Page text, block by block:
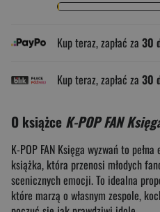
Kup teraz, zapłać za 30
Kup teraz, zapłać za 30
O książce K-POP FAN
K-POP FAN Księga wyzwań to
książka, która przenosi młodych
scenicznych emocji. To idealna
które marzą o własnym zespole,